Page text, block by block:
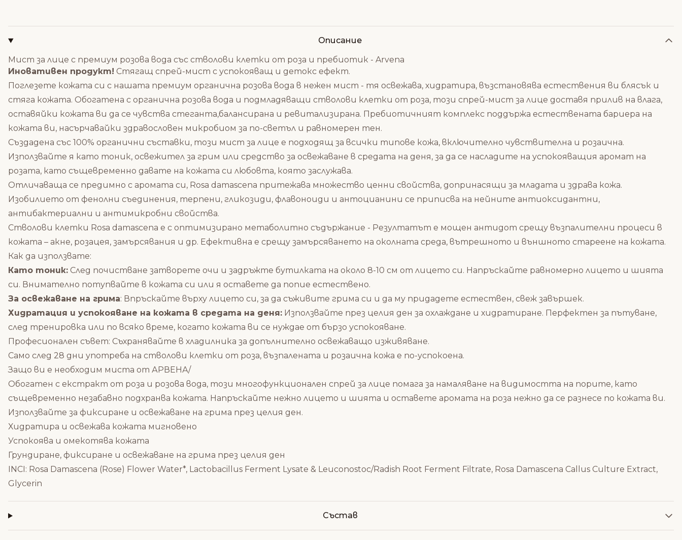
Описание
Мист за лице с премиум розова вода със стволови клетки от роза и пребиотик - Arvena
Иновативен продукт! Стягащ спрей-мист с успокояващ и детокс ефект.
Поглезете кожата си с нашата премиум органична розова вода в нежен мист - тя освежава, хидратира, възстановява естествения ви блясък и
стяга кожата. Обогатена с органична розова вода и подмладяващи стволови клетки от роза, този спрей-мист за лице доставя прилив на влага,
оставяйки кожата ви да се чувства стеганта,балансирана и ревитализирана. Пребиотичният комплекс поддържа естествената бариера на
кожата ви, насърчавайки здравословен микробиом за по-светъл и равномерен тен.
Създадена със 100% органични съставки, този мист за лице е подходящ за всички типове кожа, включително чувствителна и розаична.
Използвайте я като тоник, освежител за грим или средство за освежаване в средата на деня, за да се насладите на успокояващия аромат на
розата, като същевременно давате на кожата си любовта, която заслужава.
Отличаваща се предимно с аромата си, Rosa damascena притежава множество ценни свойства, допринасящи за младата и здрава кожа.
Изобилието от фенолни съединения, терпени, гликозиди, флавоноиди и антоцианини се приписва на нейните антиоксидантни,
антибактериални и антимикробни свойства.
Стволови клетки Rosa damascena е с оптимизирано метаболитно съдържание - Резултатът е мощен антидот срещу възпалителни процеси в
кожата – акне, розацея, замърсявания и др. Ефективна е срещу замърсяването на околната среда, вътрешното и външното стареене на кожата.
Как да използвате:
Като тоник: След почистване затворете очи и задръжте бутилката на около 8-10 см от лицето си. Напръскайте равномерно лицето и шията
си. Внимателно потупвайте в кожата си или я оставете да попие естествено.
За освежаване на грима: Впръскайте върху лицето си, за да съживите грима си и да му придадете естествен, свеж завършек.
Хидратация и успокояване на кожата в средата на деня: Използвайте през целия ден за охлаждане и хидратиране. Перфектен за пътуване,
след тренировка или по всяко време, когато кожата ви се нуждае от бързо успокояване.
Професионален съвет: Съхранявайте в хладилника за допълнително освежаващо изживяване.
Само след 28 дни употреба на стволови клетки от роза, възпалената и розаична кожа е по-успокоена.
Защо ви е необходим миста от АРВЕНА/
Обогатен с екстракт от роза и розова вода, този многофункционален спрей за лице помага за намаляване на видимостта на порите, като
същевременно незабавно подхранва кожата. Напръскайте нежно лицето и шията и оставете аромата на роза нежно да се разнесе по кожата ви.
Използвайте за фиксиране и освежаване на грима през целия ден.
Хидратира и освежава кожата мигновено
Успокоява и омекотява кожата
Грундиране, фиксиране и освежаване на грима през целия ден
INCI: Rosa Damascena (Rose) Flower Water*, Lactobacillus Ferment Lysate & Leuconostoc/Radish Root Ferment Filtrate, Rosa Damascena Callus Culture Extract,
Glycerin
Състав